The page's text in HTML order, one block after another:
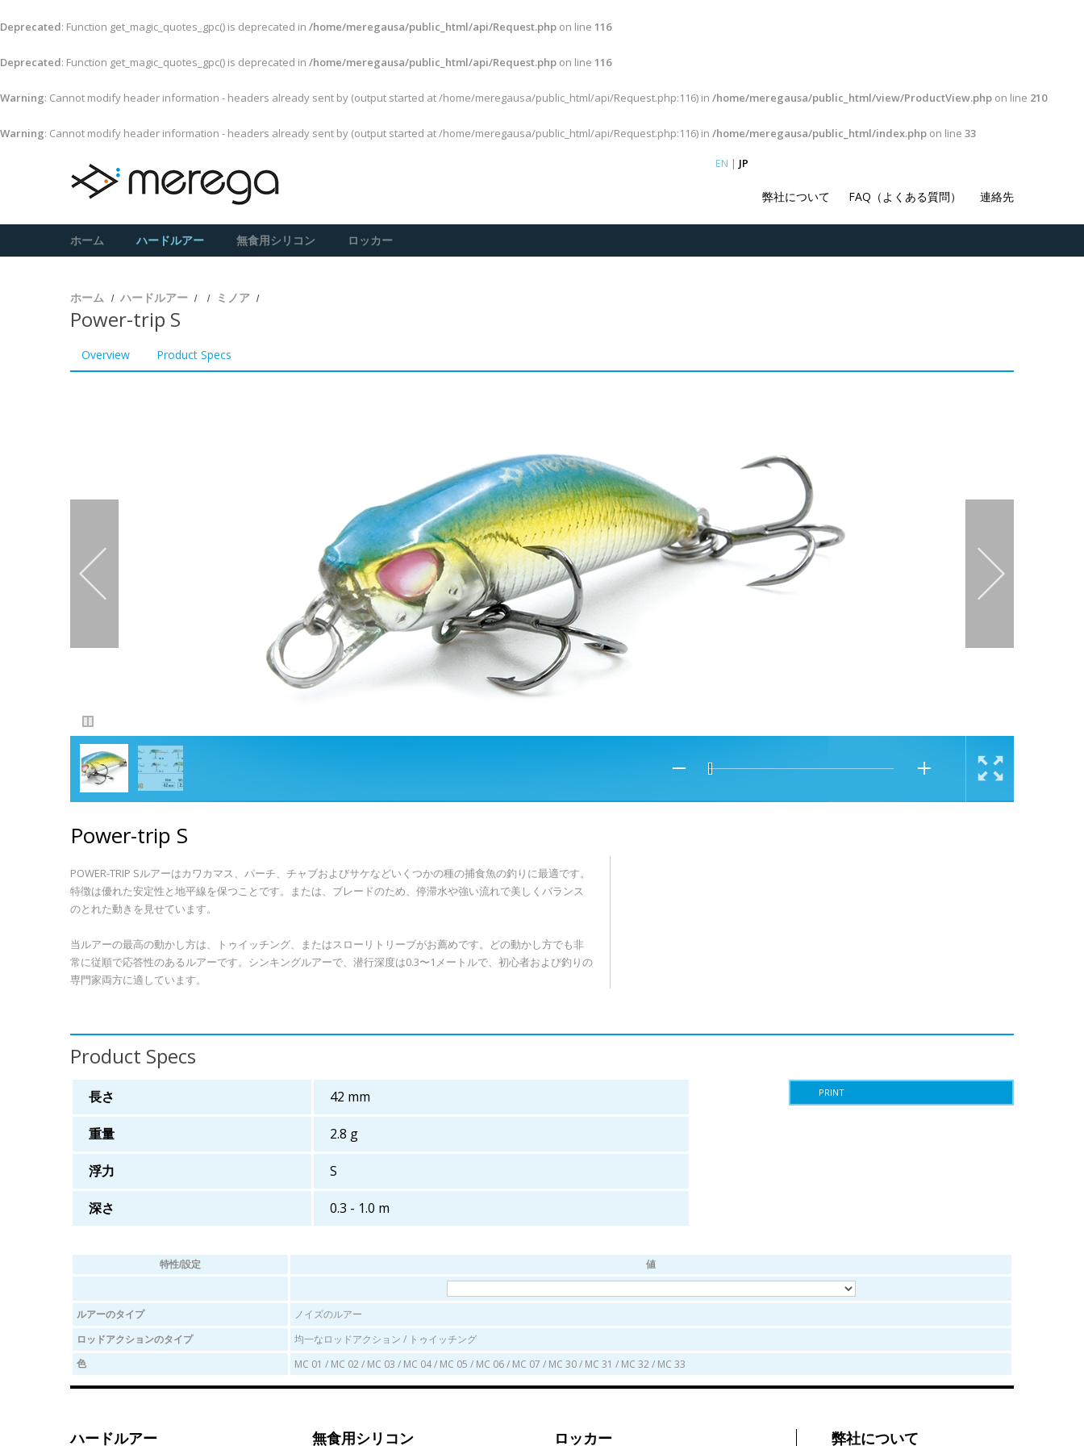
Deprecated: Function get_magic_quotes_gpc() is deprecated in /home/meregausa/public_html/api/Request.php on line 116
Deprecated: Function get_magic_quotes_gpc() is deprecated in /home/meregausa/public_html/api/Request.php on line 116
Warning: Cannot modify header information - headers already sent by (output started at /home/meregausa/public_html/api/Request.php:116) in /home/meregausa/public_html/view/ProductView.php on line 210
Warning: Cannot modify header information - headers already sent by (output started at /home/meregausa/public_html/api/Request.php:116) in /home/meregausa/public_html/index.php on line 33
EN | JP
弊社について FAQ（よくある質問） 連絡先
ホーム ハードルアー 無食用シリコン ロッカー
ホーム ハードルアー ミノア
Power-trip S
Overview Product Specs
Power-trip S
POWER-TRIP Sルアーはカワカマス、パーチ、チャブおよびサケなどいくつかの種の捕食魚の釣りに最適です。
特徴は優れた安定性と地平線を保つことです。または、ブレードのため、停滞水や強い流れで美しくバランス
のとれた動きを見せています。
当ルアーの最高の動かし方は、トゥイッチング、またはスローリトリーブがお薦めです。どの動かし方でも非
常に従順で応答性のあるルアーです。シンキングルアーで、潜行深度は0.3〜1 メートルで、初心者および釣りの
専門家両方に適しています。
Product Specs
長さ 42 mm
重量 2.8 g
浮力 S
深さ 0.3 - 1.0 m
PRINT
特性/設定 値
ルアーのタイプ ノイズのルアー
ロッドアクションのタイプ 均一なロッドアクション / トゥイッチング
色 MC 01 / MC 02 / MC 03 / MC 04 / MC 05 / MC 06 / MC 07 / MC 30 / MC 31 / MC 32 / MC 33
ハードルアー 無食用シリコン ロッカー 弊社について